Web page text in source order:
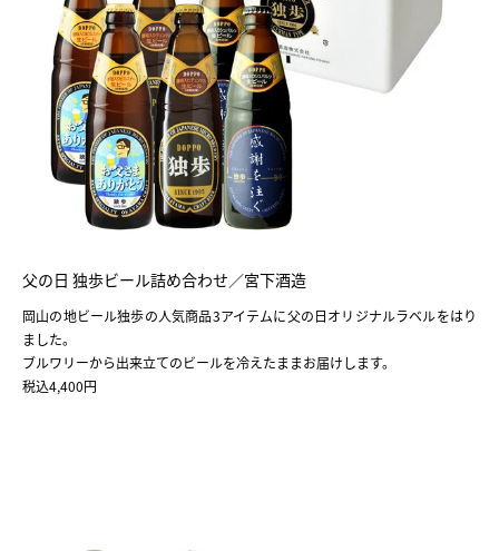
父の日 独歩ビール詰め合わせ／宮下酒造
岡山の地ビール独歩の人気商品3アイテムに父の日オリジナルラベルをはり
ました。
ブルワリーから出来立てのビールを冷えたままお届けします。
税込4,400円